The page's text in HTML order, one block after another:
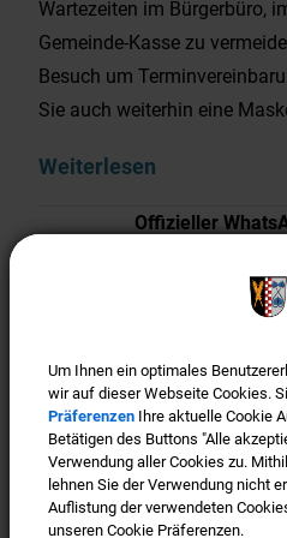
Wartezeiten im Bürgerbüro,
Gemeinde-Kasse zu
Besuch um
Sie auch weiterhin eine
Weiterlesen
Offizieller
Um Ihnen ein optimales
wir auf dieser Webseite Cookies.
Präferenzen Ihre aktuelle Cookie
Betätigen des Buttons "Alle
Verwendung aller Cookies zu.
lehnen Sie der Verwendung nicht
Auflistung der verwendeten
unseren Cookie Präferenzen.
Um Ihnen ein optimales
wir auf dieser Webseite Cookies.
Präferenzen Ihre aktuelle Cookie
Betätigen des Buttons "Alle
Verwendung aller Cookies zu.
lehnen Sie der Verwendung nicht
Auflistung der verwendeten
unseren Cookie Präferenzen.